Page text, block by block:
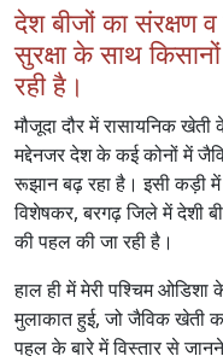
देश बीजों का संरक्षण व
सुरक्षा के साथ
रही है।
मौजूदा दौर में रासायनिक
मद्देनजर देश के कई कोनों में
रूझान बढ़ रहा है। इसी कड़ी
विशेषकर, बरगढ़ जिले में देशी
की पहल की जा रही है।
हाल ही में मेरी पश्चिम
मुलाकात हुई, जो जैविक खेती
पहल के बारे में विस्तार से